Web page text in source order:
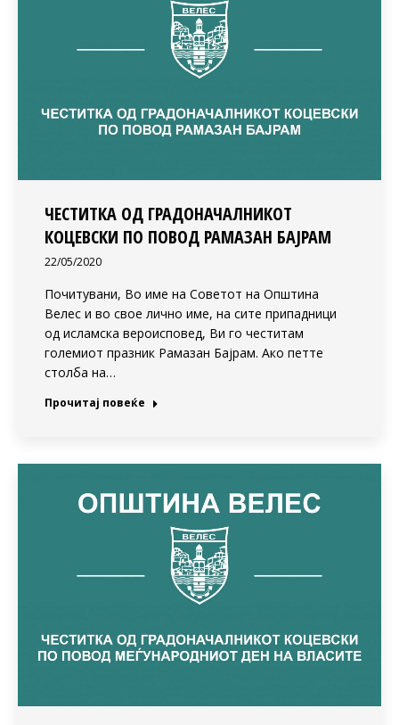
ЧЕСТИТКА ОД ГРАДОНАЧАЛНИКОТ
КОЦЕВСКИ ПО ПОВОД РАМАЗАН БАЈРАМ
22/05/2020
Почитувани, Во име на Советот на Општина
Велес и во свое лично име, на сите припадници
од исламска вероисповед, Ви го честитам
големиот празник Рамазан Бајрам. Ако петте
столба на…
Прочитај повеќе